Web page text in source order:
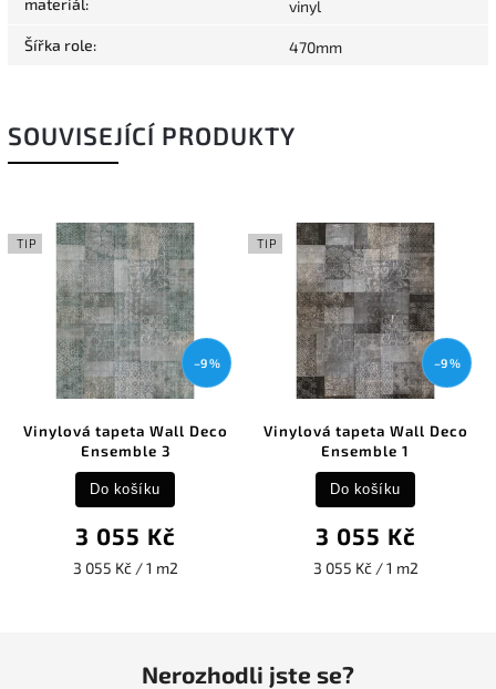
vinyl
Šířka role: 470mm
SOUVISEJÍCÍ PRODUKTY
TIP
–9 %
Vinylová tapeta Wall Deco
Ensemble 3
3 055 Kč
3 055 Kč / 1 m2
Do košíku
TIP
–9 %
Vinylová tapeta Wall Deco
Ensemble 1
3 055 Kč
3 055 Kč / 1 m2
Do košíku
Nerozhodli jste se?